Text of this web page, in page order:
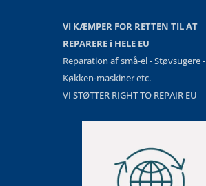
VI KÆMPER FOR RETTEN TIL AT
REPARERE i HELE EU
Reparation af små-el - Støvsugere -
Køkken-maskiner etc.
VI STØTTER RIGHT TO REPAIR EU